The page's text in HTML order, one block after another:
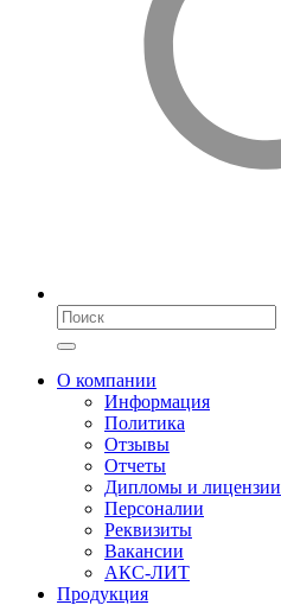
О компании
Информация
Политика
Отзывы
Отчеты
Дипломы и лицензии
Персоналии
Реквизиты
Вакансии
АКС-ЛИТ
Продукция